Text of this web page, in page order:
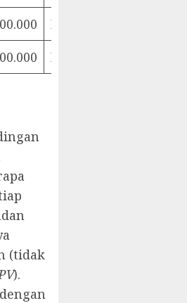
Rp23.880.597
Rp24.000.000
(tidak
).